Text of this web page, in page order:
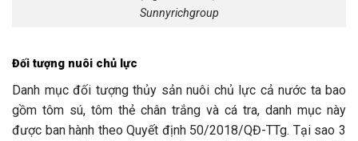
Sunnyrichgroup
Đối tượng nuôi chủ lực
Danh mục đối tượng thủy sản nuôi chủ lực cả nước ta bao
gồm tôm sú, tôm thẻ chân trắng và cá tra, danh mục này
được ban hành theo Quyết định 50/2018/QĐ-TTg. Tại sao 3